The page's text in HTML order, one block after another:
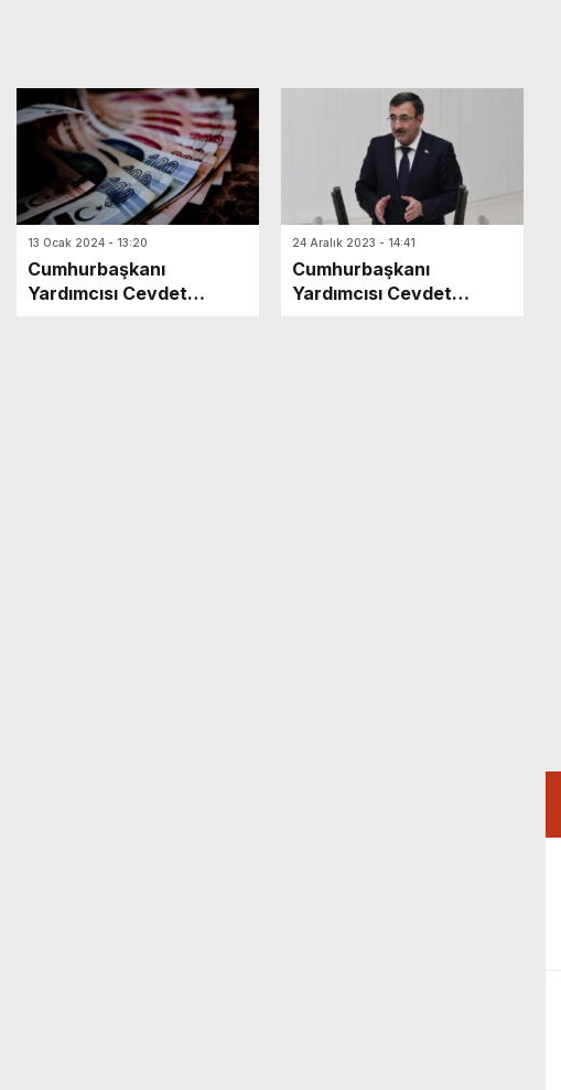
13 Ocak 2024 - 13:20
Cumhurbaşkanı
Yardımcısı Cevdet
24 Aralık 2023 - 14:41
Cumhurbaşkanı
Yardımcısı Cevdet